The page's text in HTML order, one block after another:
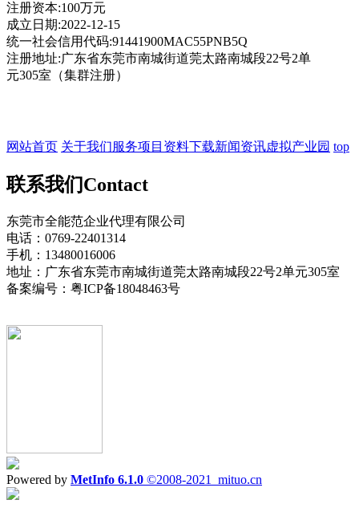
注册资本:100万元
成立日期:2022-12-15
统一社会信用代码:91441900MAC55PNB5Q
注册地址:广东省东莞市南城街道莞太路南城段22号2单
元305室（集群注册）
网站首页 关于我们服务项目 资料下载新闻资讯虚拟产业园 top
联系我们Contact
东莞市全能范企业代理有限公司
电话：0769-22401314
手机：13480016006
地址：广东省东莞市南城街道莞太路南城段22号2单元305室
备案编号：粤ICP备18048463号
Powered by MetInfo 6.1.0 ©2008-2021 mituo.cn